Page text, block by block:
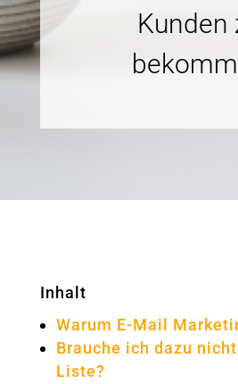
Kunden
Inhalt
Warum E-Mail
Brauche ich dazu
Liste?